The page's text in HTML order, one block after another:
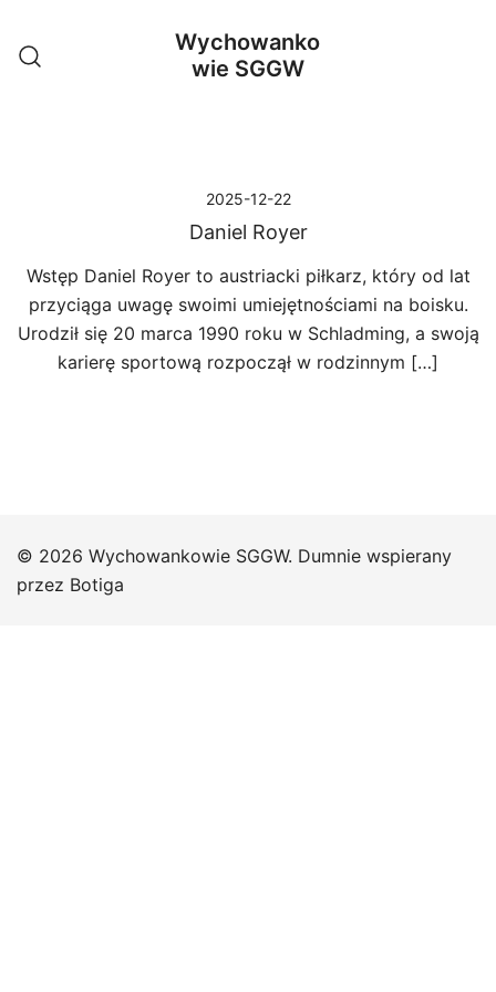
treści
Wychowanko
wie SGGW
2025-12-22
Daniel Royer
Wstęp Daniel Royer to austriacki piłkarz, który od lat
przyciąga uwagę swoimi umiejętnościami na boisku.
Urodził się 20 marca 1990 roku w Schladming, a swoją
karierę sportową rozpoczął w rodzinnym […]
© 2026 Wychowankowie SGGW. Dumnie wspierany
przez Botiga